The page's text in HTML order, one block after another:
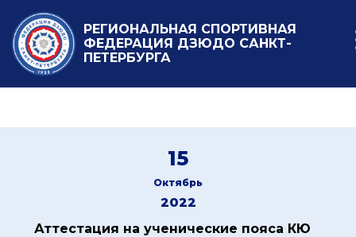
РЕГИОНАЛЬНАЯ СПОРТИВНАЯ
ФЕДЕРАЦИЯ ДЗЮДО САНКТ-
ПЕТЕРБУРГА
15
Октябрь
2022
Аттестация на ученические пояса КЮ